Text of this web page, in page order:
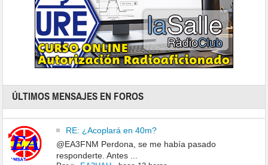
ÚLTIMOS MENSAJES EN FOROS
RE: ¿Acoplará en 40m?
@EA3FNM Perdona, se me había pasado
responderte. Antes ...